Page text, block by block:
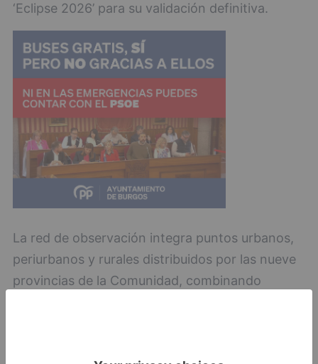
‘Eclipse 2026’ para su validación definitiva.
La red de observación integra puntos urbanos,
periurbanos y rurales distribuidos por las nueve
provincias de la Comunidad, combinando